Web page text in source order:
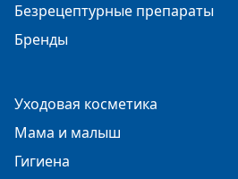
Безрецептурные препараты
Бренды
Уходовая косметика
Мама и малыш
Гигиена